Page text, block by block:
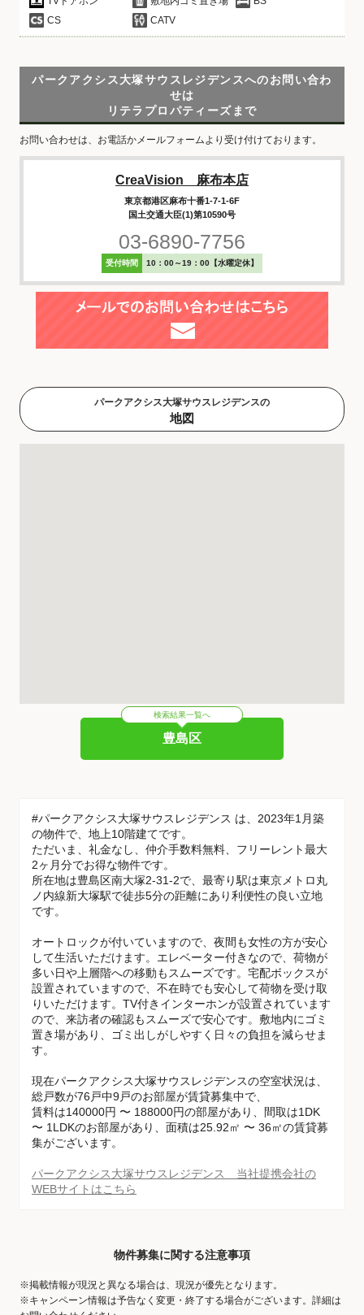
CS
CATV
パークアクシス大塚サウスレジデンスへのお問い合わ
せは
リテラプロパティーズまで
お問い合わせは、お電話かメールフォームより受け付けております。
CreaVision 麻布本店
東京都港区麻布十番1-7-1-6F
国土交通大臣(1)第10590号
03-6890-7756
受付時間 10：00～19：00【水曜定休】
パークアクシス大塚サウスレジデンスの
地図
検索結果一覧へ
豊島区
#パークアクシス大塚サウスレジデンス は、2023年1月築
の物件で、地上10階建てです。
ただいま、礼金なし、仲介手数料無料、フリーレント最大
2ヶ月分でお得な物件です。
所在地は豊島区南大塚2-31-2で、最寄り駅は東京メトロ丸
ノ内線新大塚駅で徒歩5分の距離にあり利便性の良い立地
です。
オートロックが付いていますので、夜間も女性の方が安心
して生活いただけます。エレベーター付きなので、荷物が
多い日や上層階への移動もスムーズです。宅配ボックスが
設置されていますので、不在時でも安心して荷物を受け取
りいただけます。TV付きインターホンが設置されています
ので、来訪者の確認もスムーズで安心です。敷地内にゴミ
置き場があり、ゴミ出しがしやすく日々の負担を減らせま
す。
現在パークアクシス大塚サウスレジデンスの空室状況は、
総戸数が76戸中9戸のお部屋が賃貸募集中で、
賃料は140000円 〜 188000円の部屋があり、間取は1DK
〜 1LDKのお部屋があり、面積は25.92㎡ 〜 36㎡の賃貸募
集がございます。
パークアクシス大塚サウスレジデンス 当社提携会社の
WEBサイトはこちら
物件募集に関する注意事項
※掲載情報が現況と異なる場合は、現況が優先となります。
※キャンペーン情報は予告なく変更・終了する場合がございます。詳細は